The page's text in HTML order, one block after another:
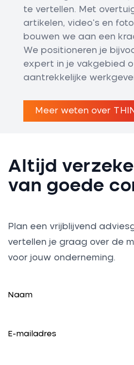
te vertellen. Met
artikelen, video's en
bouwen we aan een
We positioneren je
expert in je vakgebied
aantrekkelijke
Meer weten over
Altijd
van goede
Plan een vrijblijvend
vertellen je graag over de
voor jouw onderneming.
Naam
E-mailadres